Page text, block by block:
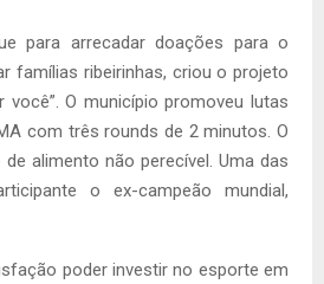
para arrecadar doações para o
famílias ribeirinhas, criou o projeto
você”. O município promoveu lutas
com três rounds de 2 minutos. O
alimento não perecível. Uma das
o ex-campeão mundial,
poder investir no esporte em